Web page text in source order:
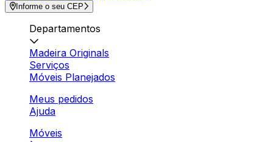
Informe o seu CEP
Departamentos
Madeira Originals
Serviços
Móveis Planejados
Meus pedidos
Ajuda
Móveis